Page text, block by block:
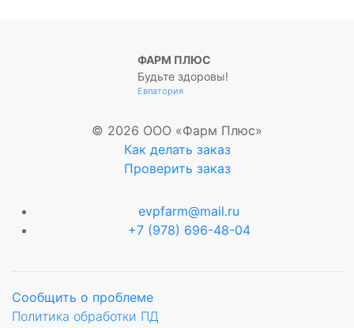
ФАРМ ПЛЮС
Будьте здоровы!
Евпатория
© 2026 ООО «Фарм Плюс»
Как делать заказ
Проверить заказ
evpfarm@mail.ru
+7 (978) 696-48-04
Сообщить о проблеме
Политика обработки ПД